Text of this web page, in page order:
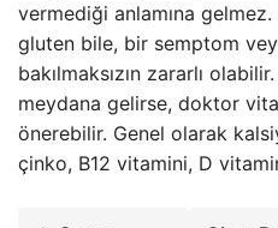
vermediği anlamına
gluten bile, bir semptom
bakılmaksızın zararlı
meydana gelirse, doktor
önerebilir. Genel olarak
çinko, B12 vitamini, D